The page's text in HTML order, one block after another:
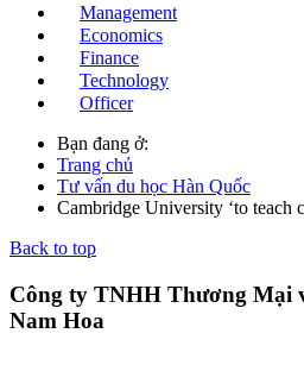
Management
Economics
Finance
Technology
Officer
Bạn đang ở:
Trang chủ
Tư vấn du học Hàn Quốc
Cambridge University ‘to teach
Back to top
Công ty TNHH Thương Mại
Nam Hoa